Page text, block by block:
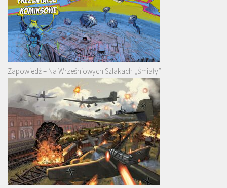
Zapowiedź – Na Wrześniowych Szlakach „Śmiały”